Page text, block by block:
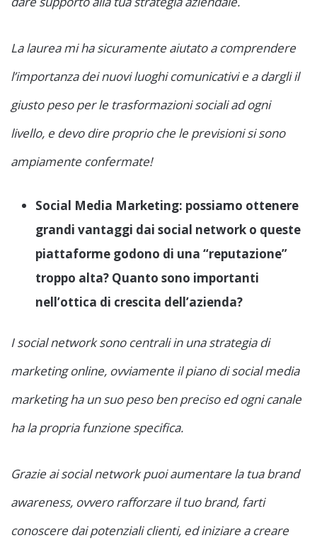
La laurea mi ha sicuramente aiutato a comprendere
l’importanza dei nuovi luoghi comunicativi e a dargli il
giusto peso per le trasformazioni sociali ad ogni
livello, e devo dire proprio che le previsioni si sono
ampiamente confermate!
Social Media Marketing: possiamo ottenere
grandi vantaggi dai social network o queste
piattaforme godono di una “reputazione”
troppo alta? Quanto sono importanti
nell’ottica di crescita dell’azienda?
I social network sono centrali in una strategia di
marketing online, ovviamente il piano di social media
marketing ha un suo peso ben preciso ed ogni canale
ha la propria funzione specifica.
Grazie ai social network puoi aumentare la tua brand
awareness, ovvero rafforzare il tuo brand, farti
conoscere dai potenziali clienti, ed iniziare a creare